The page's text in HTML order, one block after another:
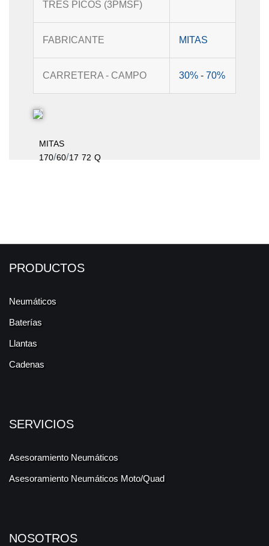
TRES PICOS (3PMSF)
FABRICANTE MITAS
CARRETERA - CAMPO 30% - 70%
MITAS
170/60/17 72 Q
PRODUCTOS
Neumáticos
Baterías
Llantas
Cadenas
SERVICIOS
Asesoramiento Neumáticos
Asesoramiento Neumáticos Moto/Quad
NOSOTROS